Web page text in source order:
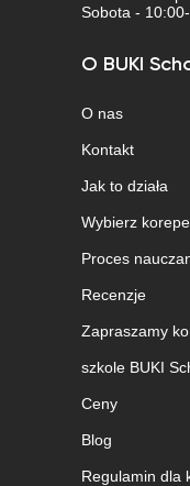
Sobota -
O BUKI
O nas
Kontakt
Jak to działa
Wybierz
Proces
Recenzje
Zapraszamy
szkole BUKI
Ceny
Blog
Regulamin dla